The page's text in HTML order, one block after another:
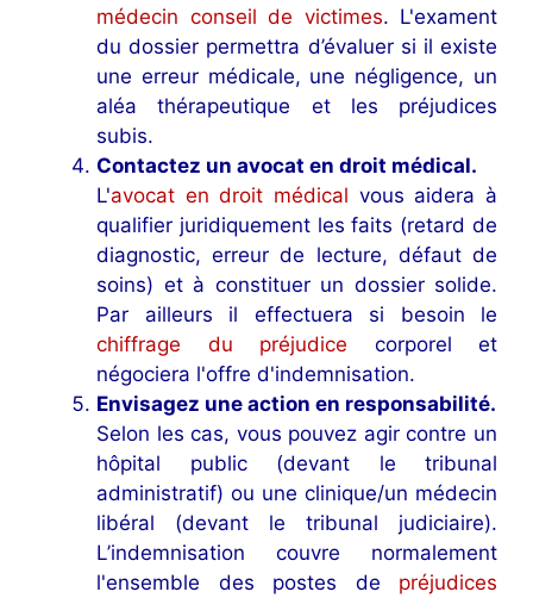
médecin conseil de victimes. L'exament
du dossier permettra d’évaluer si il existe
une erreur médicale, une négligence, un
aléa thérapeutique et les préjudices
subis.
Contactez un avocat en droit médical.
L'avocat en droit médical vous aidera à
qualifier juridiquement les faits (retard de
diagnostic, erreur de lecture, défaut de
soins) et à constituer un dossier solide.
Par ailleurs il effectuera si besoin le
chiffrage du préjudice corporel et
négociera l'offre d'indemnisation.
Envisagez une action en responsabilité.
Selon les cas, vous pouvez agir contre un
hôpital public (devant le tribunal
administratif) ou une clinique/un médecin
libéral (devant le tribunal judiciaire).
L’indemnisation couvre normalement
l'ensemble des postes de préjudices